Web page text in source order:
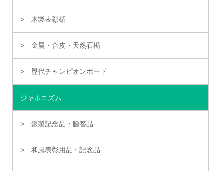
木製表彰楯
金属・合皮・天然石楯
歴代チャンピオンボード
ジャポニズム
銀製記念品・贈答品
和風表彰用品・記念品